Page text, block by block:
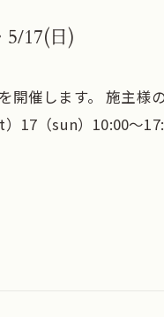
5/17(日)
開催します。 施主様
17（sun）10:00～